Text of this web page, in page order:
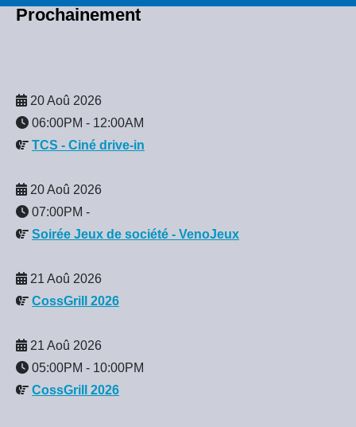
Prochainement
20 Aoû 2026
06:00PM - 12:00AM
TCS - Ciné drive-in
20 Aoû 2026
07:00PM -
Soirée Jeux de société - VenoJeux
21 Aoû 2026
CossGrill 2026
21 Aoû 2026
05:00PM - 10:00PM
CossGrill 2026